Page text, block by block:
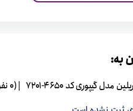
به:
مدل گیپوری کد 4650-7201 | (0 نفر )